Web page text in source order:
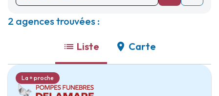
2 agences trouvées :
Liste Carte
La + proche